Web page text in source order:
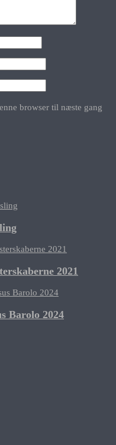
browser til næste gang
2021
Barolo 2024